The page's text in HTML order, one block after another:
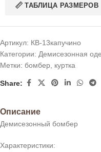
ТАБЛИЦА РАЗМЕРОВ
Артикул: КВ-13капучино
Категории: Демисезонная
Метки: бомбер, куртка
Share:
Описание
Демисезонный бомбер
Характеристики: